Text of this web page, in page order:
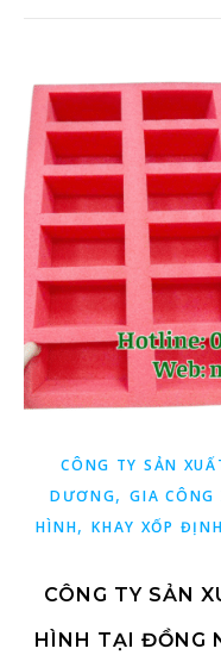
CÔNG TY SẢN
DƯƠNG,GIA
HÌNH,KHAY XỐP
CÔNG TY SẢN
HÌNH TẠI ĐỒNG